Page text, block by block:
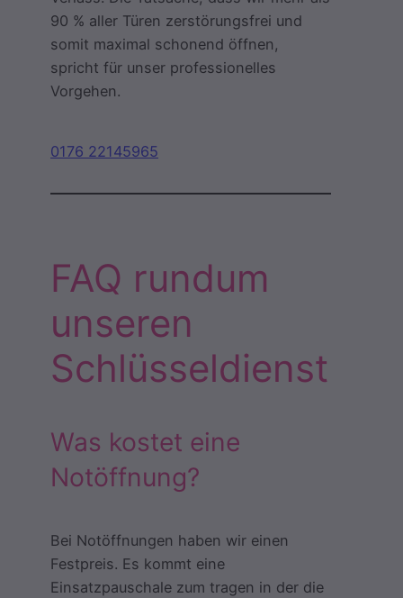
90 % aller Türen zerstörungsfrei und
somit maximal schonend öffnen,
spricht für unser professionelles
Vorgehen.
0176 22145965
FAQ rundum
unseren
Schlüsseldienst
Was kostet eine
Notöffnung?
Bei Notöffnungen haben wir einen
Festpreis. Es kommt eine
Einsatzpauschale zum tragen in der die